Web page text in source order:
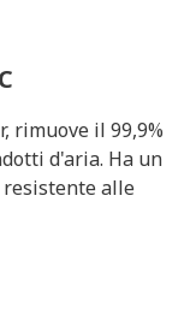
rimuove il 99,9%
d'aria. Ha un
resistente alle